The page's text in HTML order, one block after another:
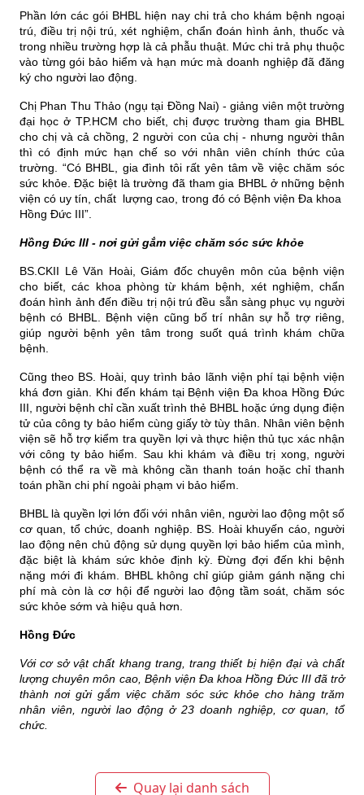
Phần lớn các gói BHBL hiện nay chi trả cho khám bệnh ngoại
trú, điều trị nội trú, xét nghiệm, chẩn đoán hình ảnh, thuốc và
trong nhiều trường hợp là cả phẫu thuật. Mức chi trả phụ thuộc
vào từng gói bảo hiểm và hạn mức mà doanh nghiệp đã đăng
ký cho người lao động.
Chị Phan Thu Thảo (ngụ tại Đồng Nai) - giảng viên một trường
đại học ở TP.HCM cho biết, chị được trường tham gia BHBL
cho chị và cả chồng, 2 người con của chị - nhưng người thân
thì có định mức hạn chế so với nhân viên chính thức của
trường. “Có BHBL, gia đình tôi rất yên tâm về việc chăm sóc
sức khỏe. Đặc biệt là trường đã tham gia BHBL ở những bệnh
viện có uy tín, chất  lượng cao, trong đó có Bệnh viện Đa khoa
Hồng Đức III”.
Hồng Đức III - nơi gửi gắm việc chăm sóc sức khỏe
BS.CKII Lê Văn Hoài, Giám đốc chuyên môn của bệnh viện
cho biết, các khoa phòng từ khám bệnh, xét nghiệm, chẩn
đoán hình ảnh đến điều trị nội trú đều sẵn sàng phục vụ người
bệnh có BHBL. Bệnh viện cũng bố trí nhân sự hỗ trợ riêng,
giúp người bệnh yên tâm trong suốt quá trình khám chữa
bệnh.
Cũng theo BS. Hoài, quy trình bảo lãnh viện phí tại bệnh viện
khá đơn giản. Khi đến khám tại Bệnh viện Đa khoa Hồng Đức
III, người bệnh chỉ cần xuất trình thẻ BHBL hoặc ứng dụng điện
tử của công ty bảo hiểm cùng giấy tờ tùy thân. Nhân viên bệnh
viện sẽ hỗ trợ kiểm tra quyền lợi và thực hiện thủ tục xác nhận
với công ty bảo hiểm. Sau khi khám và điều trị xong, người
bệnh có thể ra về mà không cần thanh toán hoặc chỉ thanh
toán phần chi phí ngoài phạm vi bảo hiểm.
BHBL là quyền lợi lớn đối với nhân viên, người lao động một số
cơ quan, tổ chức, doanh nghiệp. BS. Hoài khuyến cáo, người
lao động nên chủ động sử dụng quyền lợi bảo hiểm của mình,
đặc biệt là khám sức khỏe định kỳ. Đừng đợi đến khi bệnh
nặng mới đi khám. BHBL không chỉ giúp giảm gánh nặng chi
phí mà còn là cơ hội để người lao động tầm soát, chăm sóc
sức khỏe sớm và hiệu quả hơn.
Hồng Đức
Với cơ sở vật chất khang trang, trang thiết bị hiện đại và chất
lượng chuyên môn cao, Bệnh viện Đa khoa Hồng Đức III đã trở
thành nơi gửi gắm việc chăm sóc sức khỏe cho hàng trăm
nhân viên, người lao động ở 23 doanh nghiệp, cơ quan, tổ
chức.
Quay lại danh sách